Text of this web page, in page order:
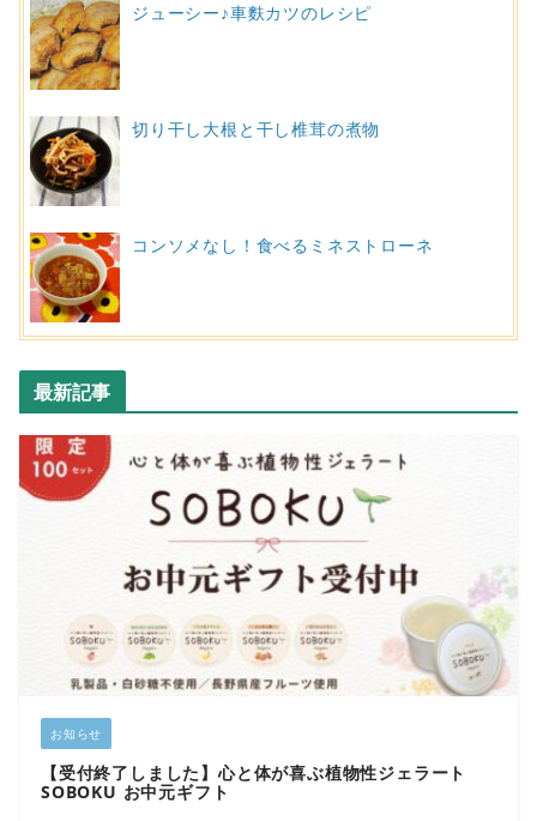
ジューシー♪車麩カツのレシピ
切り干し大根と干し椎茸の煮物
コンソメなし！食べるミネストローネ
最新記事
お知らせ
【受付終了しました】心と体が喜ぶ植物性ジェラート
SOBOKU お中元ギフト